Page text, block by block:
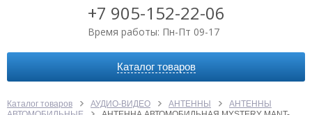
+7 905-152-22-06
Время работы: Пн-Пт 09-17
Каталог товаров
Каталог товаров АУДИО-ВИДЕО АНТЕННЫ
АНТЕННЫ